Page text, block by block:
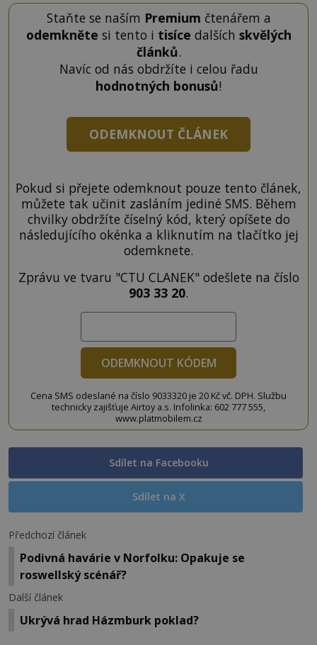
Staňte se naším Premium čtenářem a
odemkněte si tento i tisíce dalších skvělých
článků.
Navíc od nás obdržíte i celou řadu
hodnotných bonusů!
ODEMKNOUT ČLÁNEK
Pokud si přejete odemknout pouze tento článek,
můžete tak učinit zasláním jediné SMS. Během
chvilky obdržíte číselný kód, který opíšete do
následujícího okénka a kliknutím na tlačítko jej
odemknete.
Zprávu ve tvaru "CTU CLANEK" odešlete na číslo
903 33 20.
ODEMKNOUT KÓDEM
Cena SMS odeslané na číslo 9033320 je 20 Kč vč. DPH. Službu
technicky zajišťuje Airtoy a.s. Infolinka: 602 777 555,
www.platmobilem.cz
Sdílet na Facebooku
Sdílet na X
Předchozí článek
Podivná havárie v Norfolku: Opakuje se
roswellský scénář?
Další článek
Ukrývá hrad Házmburk poklad?